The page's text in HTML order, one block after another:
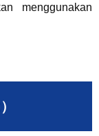
menggunakan